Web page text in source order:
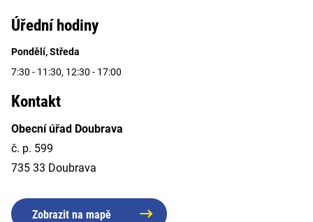
Úřední hodiny
Pondělí, Středa
7:30 - 11:30, 12:30 - 17:00
Kontakt
Obecní úřad Doubrava
č. p. 599
735 33 Doubrava
Zobrazit na mapě